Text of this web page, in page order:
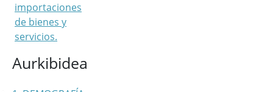
Aurkibidea
importaciones
de bienes y
servicios.